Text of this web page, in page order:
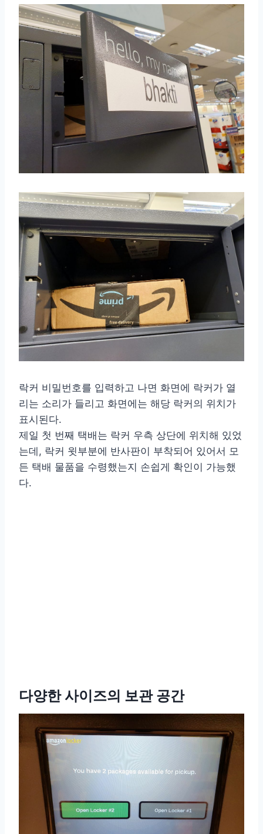
락커 비밀번호를 입력하고 나면 화면에 락커가 열
리는 소리가 들리고 화면에는 해당 락커의 위치가
표시된다.
제일 첫 번째 택배는 락커 우측 상단에 위치해 있었
는데, 락커 윗부분에 반사판이 부착되어 있어서 모
든 택배 물품을 수령했는지 손쉽게 확인이 가능했
다.
다양한 사이즈의 보관 공간